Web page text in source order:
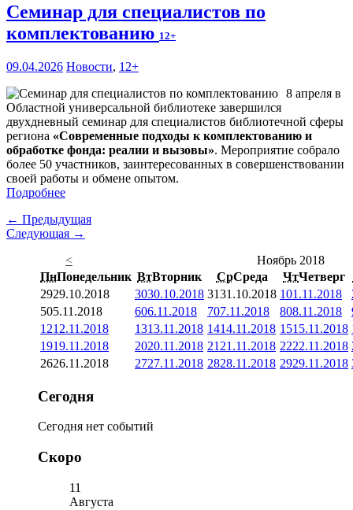
Семинар для специалистов по
комплектованию 12+
09.04.2026 Новости, 12+
8 апреля в
Областной универсальной библиотеке завершился
двухдневный семинар для специалистов библиотечной сферы
региона «Современные подходы к комплектованию и
обработке фонда: реалии и вызовы». Мероприятие собрало
более 50 участников, заинтересованных в совершенствовании
своей работы и обмене опытом.
Подробнее
← Предыдущая
Следующая →
<
Ноябрь 2018
ПнПонедельник ВтВторник СрСреда ЧтЧетверг
2929.10.2018 3030.10.2018 3131.10.2018 101.11.2018
505.11.2018 606.11.2018 707.11.2018 808.11.2018
1212.11.2018 1313.11.2018 1414.11.2018 1515.11.2018
1919.11.2018 2020.11.2018 21 21.11.2018 2222.11.2018
2626.11.2018 2727.11.2018 2828.11.2018 2929.11.2018
Сегодня
Сегодня нет событий
Скоро
11
Августа